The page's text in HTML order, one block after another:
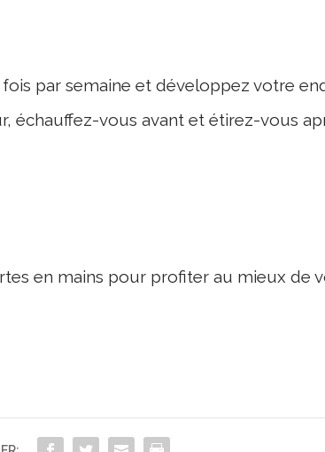
par semaine et développez votre
échauffez-vous avant et étirez-vous
en mains pour profiter au mieux de